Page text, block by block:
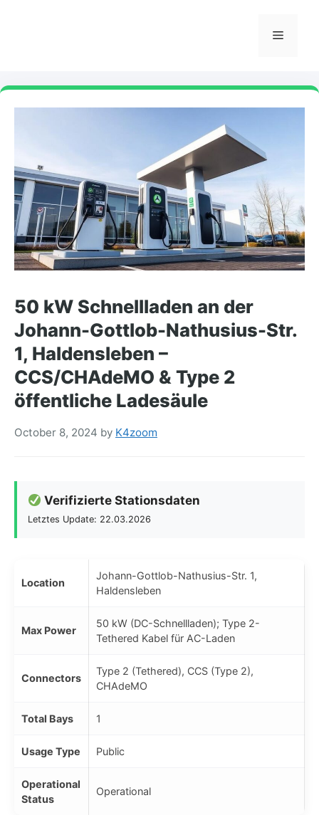
Menu
50 kW Schnellladen an der
Johann-Gottlob-Nathusius-Str.
1, Haldensleben –
CCS/CHAdeMO & Type 2
öffentliche Ladesäule
October 8, 2024 by K4zoom
Verifizierte Stationsdaten
Letztes Update: 22.03.2026
Location
Johann-Gottlob-Nathusius-Str. 1,
Haldensleben
Max Power
50 kW (DC-Schnellladen); Type 2-
Tethered Kabel für AC-Laden
Connectors
Type 2 (Tethered), CCS (Type 2),
CHAdeMO
Total Bays 1
Usage Type Public
Operational
Status
Operational